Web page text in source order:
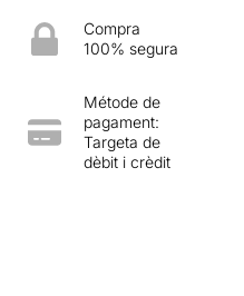
Compra
100% segura
Métode de
pagament:
Targeta de
dèbit i crèdit